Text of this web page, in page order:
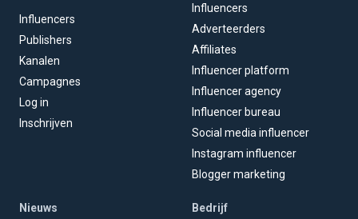
Influencers
Publishers
Kanalen
Campagnes
Log in
Inschrijven
Influencers
Adverteerders
Affiliates
Influencer platform
Influencer agency
Influencer bureau
Social media influencer
Instagram influencer
Blogger marketing
Nieuws
Bedrijf